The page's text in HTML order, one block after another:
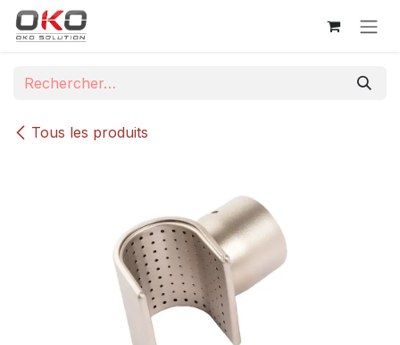
Se rendre au contenu
Tous les produits